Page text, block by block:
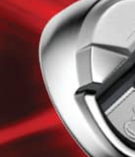
FAIT DIVERS
Les pros du PGA
accident qui a
à leur coach